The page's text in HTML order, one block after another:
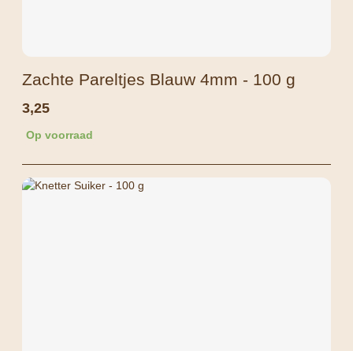
Zachte Pareltjes Blauw 4mm - 100 g
3,25
Op voorraad